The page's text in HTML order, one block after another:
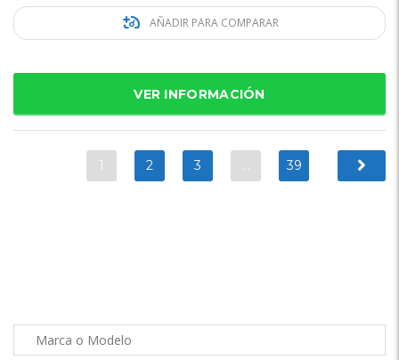
AÑADIR PARA COMPARAR
VER INFORMACIÓN
1 2 3 … 39